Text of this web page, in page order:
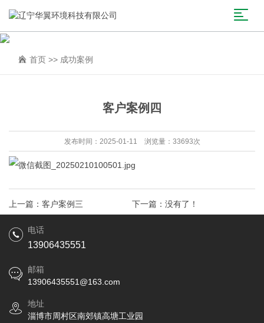
首页 >> 成功案例
客户案例四
发布时间：2025-01-11 浏览量：33693次
上一篇： 客户案例三 下一篇：没有了！
电话
13906435551
邮箱
13906435551@163.com
地址
淄博市周村区南郊镇高塘工业园